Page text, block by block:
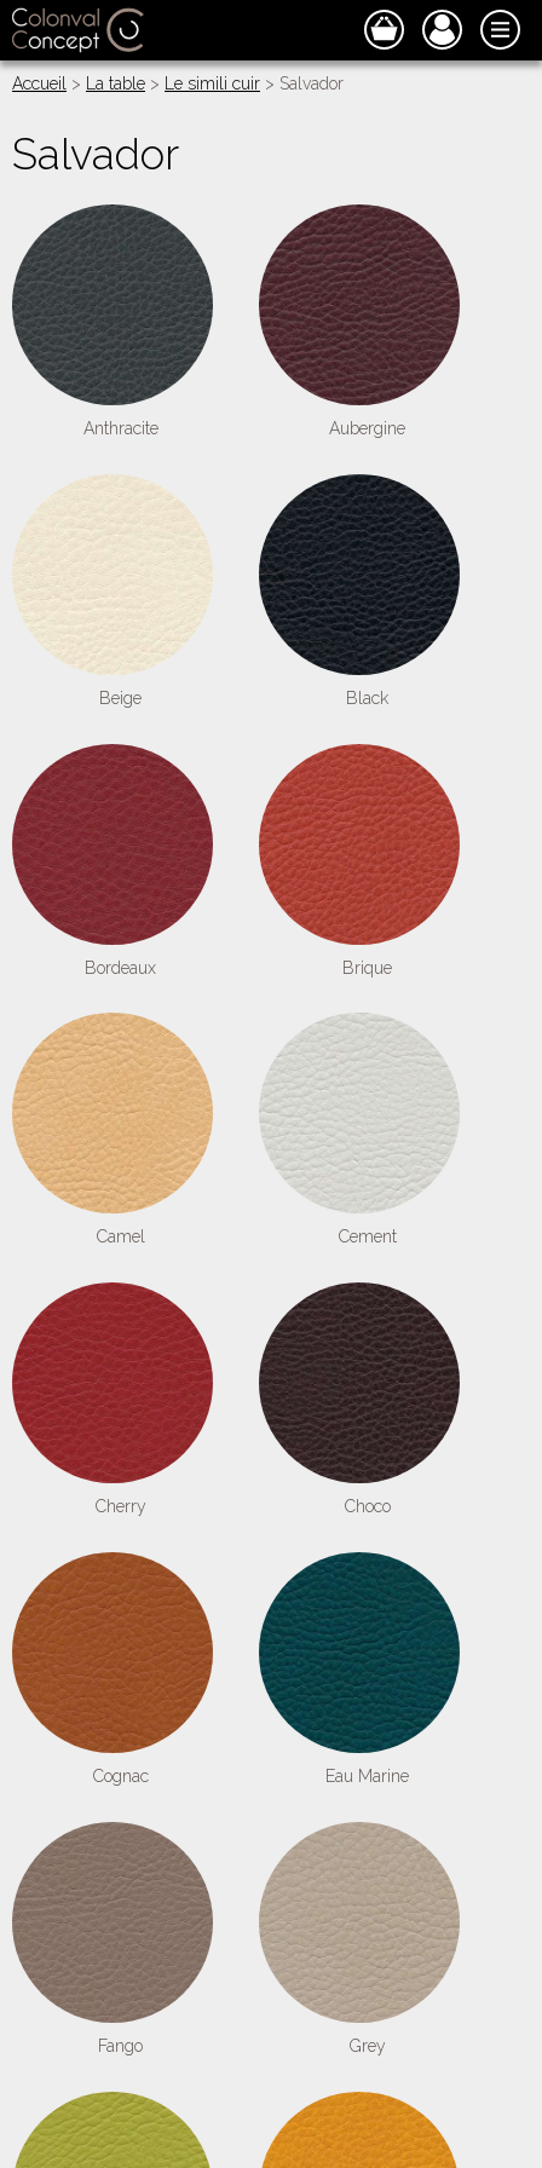
Accueil > La table > Le simili cuir > Salvador
Salvador
Anthracite Aubergine
Beige Black
Bordeaux Brique
Camel Cement
Cherry Choco
Cognac Eau Marine
Fango Grey